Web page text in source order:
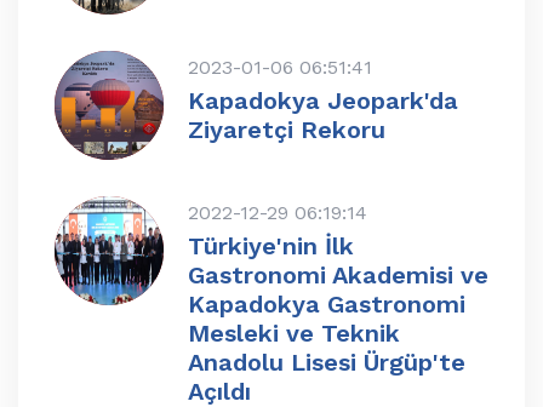
2023-01-06 06:51:41
Kapadokya Jeopark'da
Ziyaretçi Rekoru
2022-12-29 06:19:14
Türkiye'nin İlk
Gastronomi Akademisi ve
Kapadokya Gastronomi
Mesleki ve Teknik
Anadolu Lisesi Ürgüp'te
Açıldı